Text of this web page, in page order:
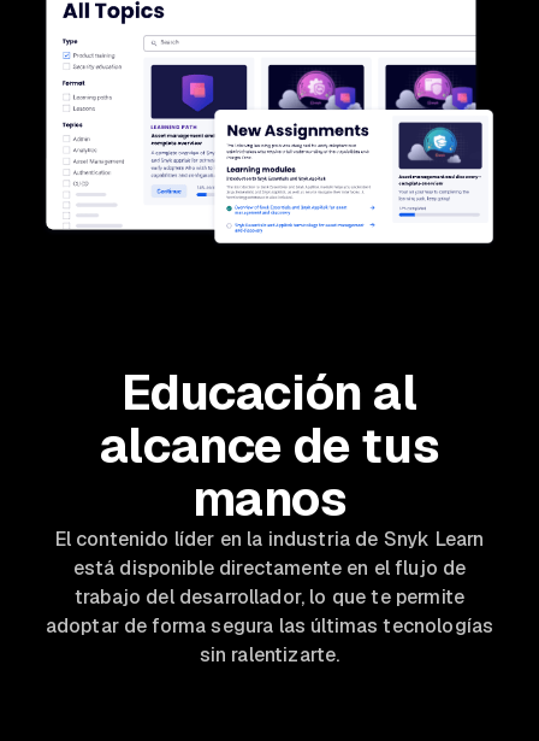
Educación al
alcance de tus
manos
El contenido líder en la industria de Snyk Learn
está disponible directamente en el flujo de
trabajo del desarrollador, lo que te permite
adoptar de forma segura las últimas tecnologías
sin ralentizarte.